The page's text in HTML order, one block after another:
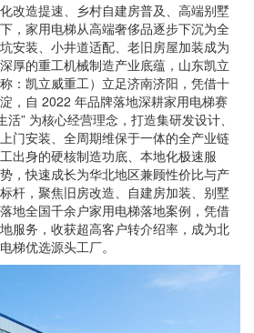
造提速、乡村自建房普及、高端别墅
，家用电梯从高端奢侈品逐步下沉为全
安装、小井道适配、老旧房屋加装成为
厚的重工机械制造产业底蕴，山东凯立
：凯立威重工）立足济南济阳，凭借十
，自 2022 年品牌落地深耕家用电梯赛
” 为核心经营理念，打造集研发设计、
门安装、全周期维保于一体的全产业链
出身的硬核制造功底、本地化极速服
，快速成长为华北地区兼顾性价比与产
杆，聚焦旧房改造、自建房加装、别墅
地全国千余户家用电梯落地案例，凭借
服务，收获超高客户转介绍率，成为北
梯优选源头工厂。